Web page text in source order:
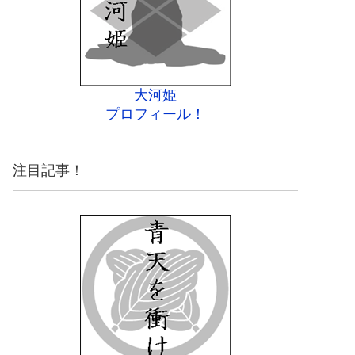
大河姫
プロフィール！
注目記事！